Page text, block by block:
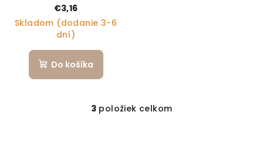
€3,16
Skladom (dodanie 3-6
dní)
Do košíka
Ovládacie prvky
3 položiek celkom